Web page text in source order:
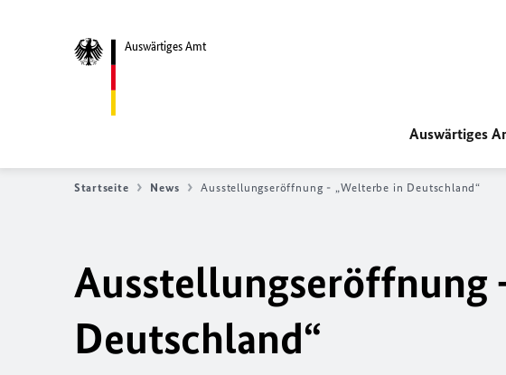
Auswärtiges Amt
Auswärtiges
Startseite News Ausstellungseröffnung - „Welterbe in Deutschland“
Ausstellungseröffnung
Deutschland“